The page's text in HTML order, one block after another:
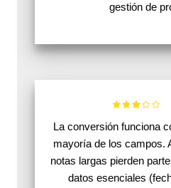
gestión de
La conversión funciona
mayoría de los campos.
notas largas pierden
datos esenciales